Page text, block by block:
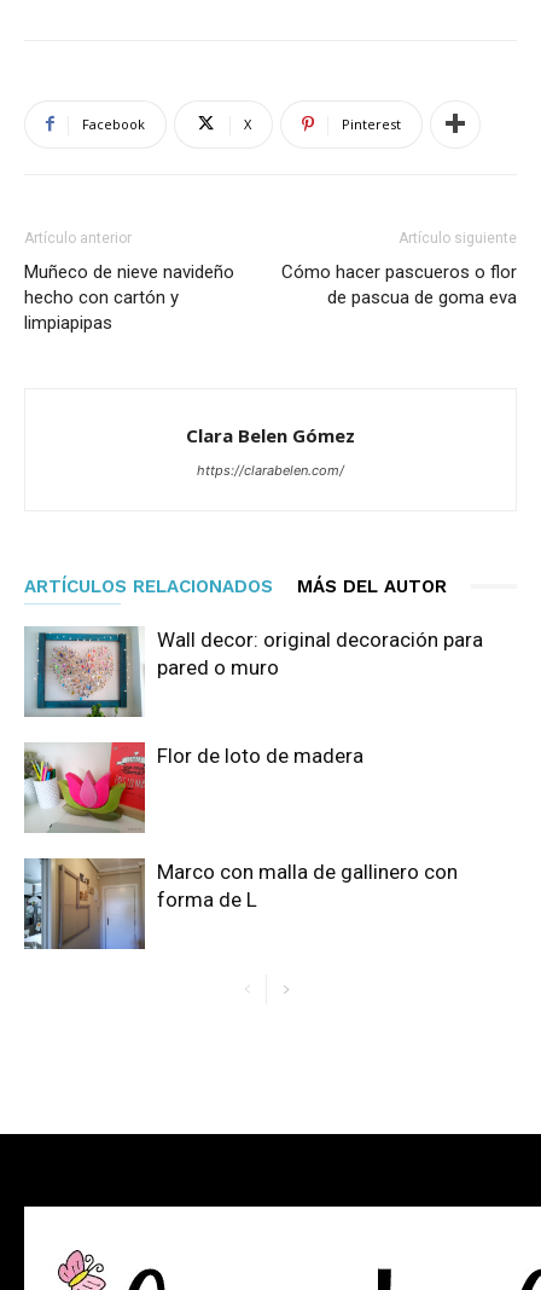
Facebook X Pinterest
Artículo anterior
Muñeco de nieve navideño
hecho con cartón y
limpiapipas
Artículo siguiente
Cómo hacer pascueros o flor
de pascua de goma eva
Clara Belen Gómez
https://clarabelen.com/
ARTÍCULOS RELACIONADOS MÁS DEL AUTOR
Wall decor: original decoración para
pared o muro
Flor de loto de madera
Marco con malla de gallinero con
forma de L